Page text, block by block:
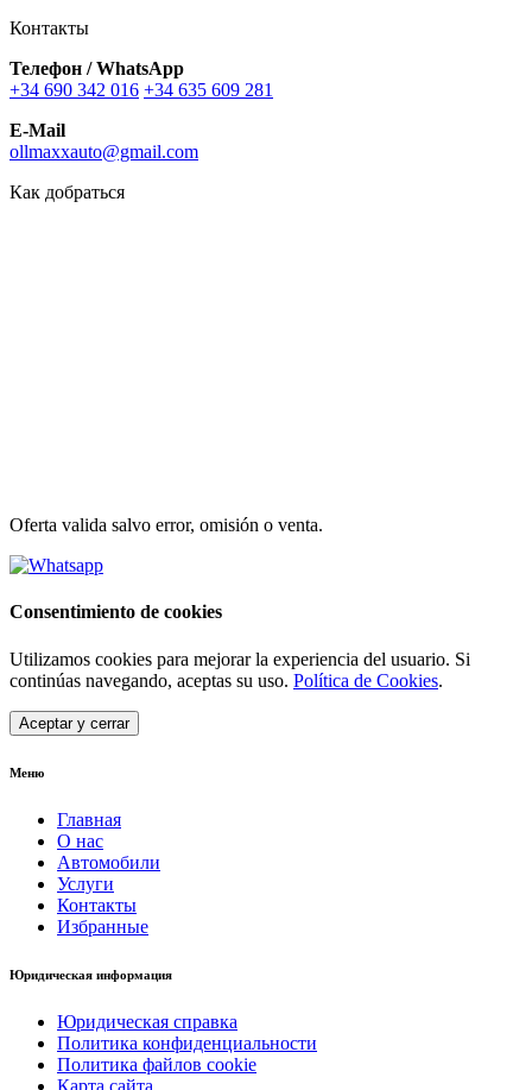
Контакты
Телефон / WhatsApp
+34 690 342 016 +34 635 609 281
E-Mail
ollmaxxauto@gmail.com
Как добраться
Oferta valida salvo error, omisión o venta.
Consentimiento de cookies
Utilizamos cookies para mejorar la experiencia del usuario. Si
continúas navegando, aceptas su uso. Política de Cookies.
Aceptar y cerrar
Меню
Главная
О нас
Автомобили
Услуги
Контакты
Избранные
Юридическая информация
Юридическая справка
Политика конфиденциальности
Политика файлов cookie
Карта сайта